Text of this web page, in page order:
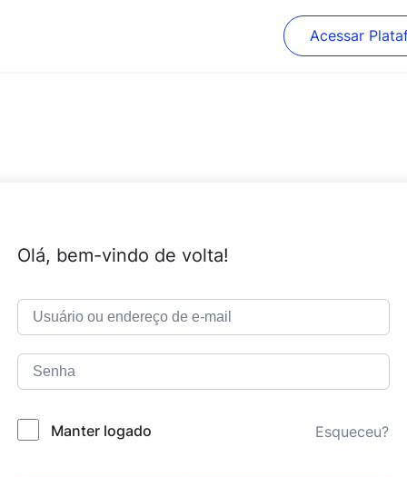
Acessar
Olá, bem-vindo de volta!
Manter logado Esqueceu?